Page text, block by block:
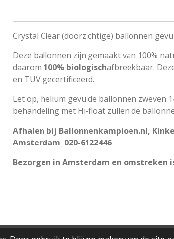
Crystal Clear (doorzichtige) ballonnen
Deze ballonnen zijn gemaakt van 100%
daarom 100% biologischafbreekbaar.
en TUV gecertificeerd.
Let op, helium gevulde ballonnen zweven
behandeling met Hi-float zullen de
Afhalen bij Ballonnenkampioen.nl,
Amsterdam 020-6122446
Bezorgen in Amsterdam en omstreken